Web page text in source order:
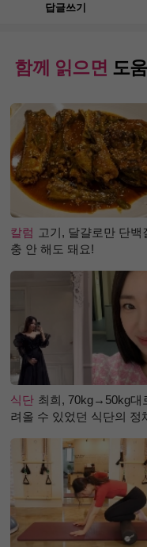
답글쓰기
함께 읽으면 도
칼럼 고기, 달걀로만 단백
충 안 해도 돼요!
식단 최희, 70kg→50kg대
려올 수 있었던 식단의 정